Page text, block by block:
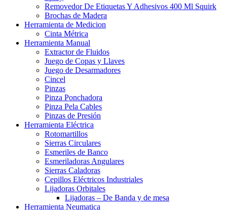
Removedor De Etiquetas Y Adhesivos 400 Ml Squirk
Brochas de Madera
Herramienta de Medicion
Cinta Métrica
Herramienta Manual
Extractor de Fluidos
Juego de Copas y Llaves
Juego de Desarmadores
Cincel
Pinzas
Pinza Ponchadora
Pinza Pela Cables
Pinzas de Presión
Herramienta Eléctrica
Rotomartillos
Sierras Circulares
Esmeriles de Banco
Esmeriladoras Angulares
Sierras Caladoras
Cepillos Eléctricos Industriales
Lijadoras Orbitales
Lijadoras – De Banda y de mesa
Herramienta Neumatica